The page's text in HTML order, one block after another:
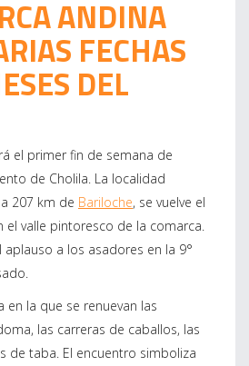
ANDINA
FECHAS
DEL
el primer fin de semana de
de Cholila. La localidad
207 km de Bariloche, se vuelve el
valle pintoresco de la comarca.
a los asadores en la 9°
en la que se renuevan las
las carreras de caballos, las
de taba. El encuentro simboliza